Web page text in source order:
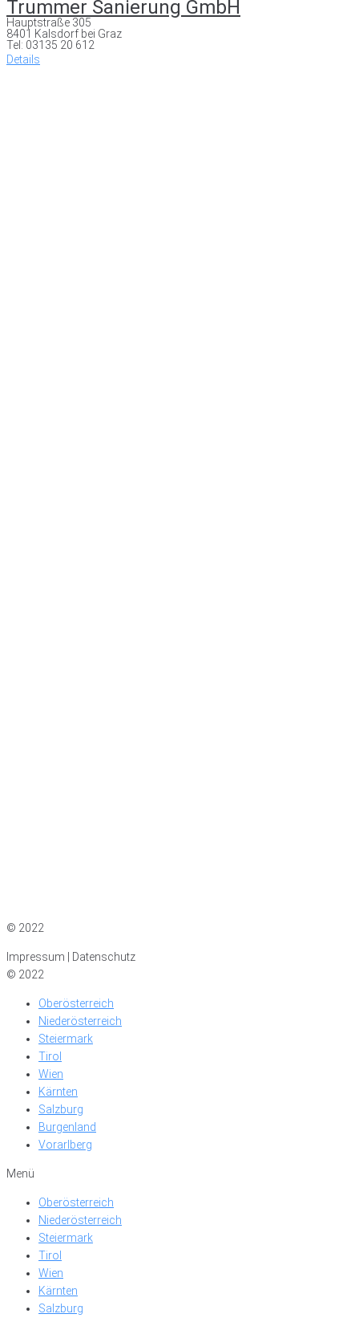
Trummer Sanierung GmbH
Hauptstraße 305
8401 Kalsdorf bei Graz
Tel: 03135 20 612
Details
© 2022
Impressum | Datenschutz
© 2022
Oberösterreich
Niederösterreich
Steiermark
Tirol
Wien
Kärnten
Salzburg
Burgenland
Vorarlberg
Menü
Oberösterreich
Niederösterreich
Steiermark
Tirol
Wien
Kärnten
Salzburg